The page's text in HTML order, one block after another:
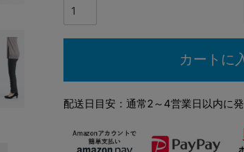
カートに
配送日目安：通常2～4営業日以内に